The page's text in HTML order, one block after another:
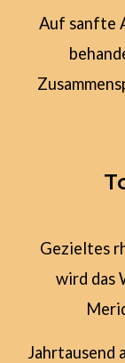
Gewebe
→
der
fasziale
Auf sanfte
Gezieltes
wird das
Jahrtausend